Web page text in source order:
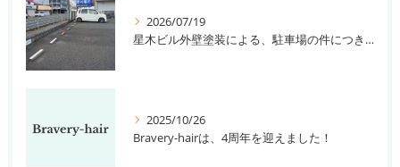
2026/07/19
星木ビル外壁塗装による、駐車場の件につきまして。
2025/10/26
Bravery-hairは、4周年を迎えました！